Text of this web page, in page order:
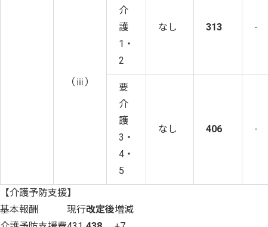
（ⅲ）
介
護
1・
2
なし 313 -
要
介
護
3・
4・
5
なし 406 -
【介護予防支援】
基本報酬
現行改定後増減